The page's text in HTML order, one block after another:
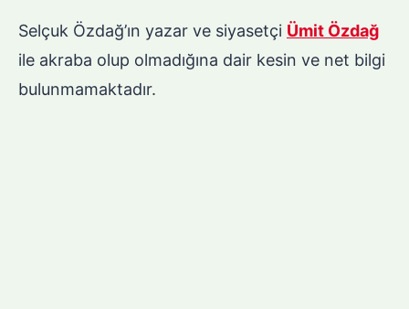
Selçuk Özdağ’ın yazar ve siyasetçi Ümit Özdağ
ile akraba olup olmadığına dair kesin ve net bilgi
bulunmamaktadır.